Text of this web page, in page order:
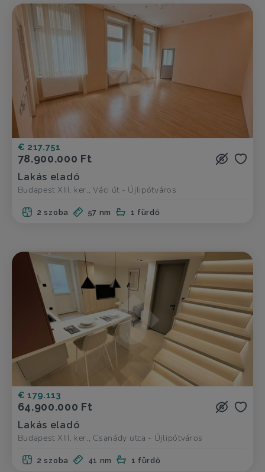
€ 217.751
78.900.000 Ft
Lakás eladó
Budapest XIII. ker., Váci út - Újlipótváros
2 szoba 57 nm 1 fürdő
€ 179.113
64.900.000 Ft
Lakás eladó
Budapest XIII. ker., Csanády utca - Újlipótváros
2 szoba 41 nm 1 fürdő